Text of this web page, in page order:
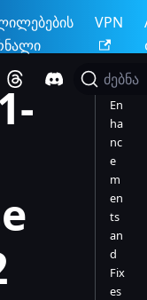
VPN
ძებნა
En
ha
nc
e
m
en
ts
an
d
Fix
es